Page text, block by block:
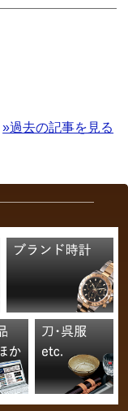
»過去の記事を見る